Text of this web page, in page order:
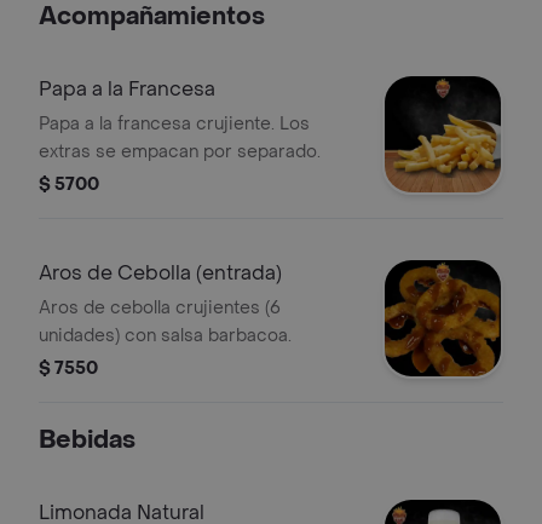
Acompañamientos
Papa a la Francesa
Papa a la francesa crujiente. Los
extras se empacan por separado.
$ 5700
Aros de Cebolla (entrada)
Aros de cebolla crujientes (6
unidades) con salsa barbacoa.
$ 7550
Bebidas
Limonada Natural